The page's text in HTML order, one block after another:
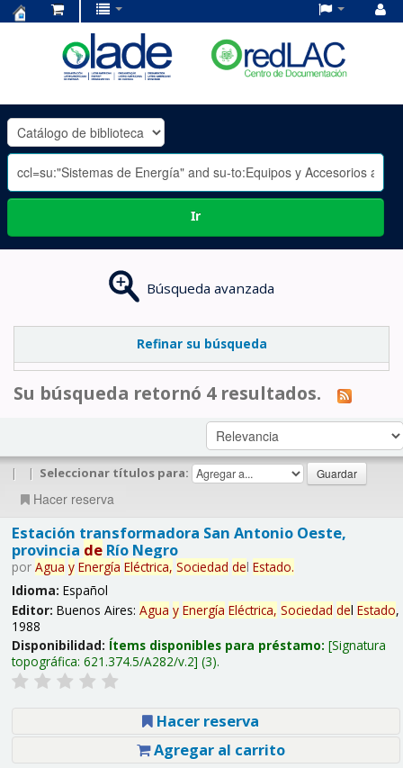
OLADE
-
Ir
Búsqueda avanzada
Refinar su búsqueda
Su búsqueda retornó 4 resultados.
| | Seleccionar títulos para:
Hacer reserva
Estación transformadora San Antonio Oeste,
provincia deRío Negro
por Agua y Energía Eléctrica, Sociedad del Estado.
Idioma: Español
Editor: Buenos Aires: Agua y Energía Eléctrica, Sociedad del Estado,
1988
Disponibilidad: Ítems disponibles para préstamo: Signatura
topográfica: 621.374.5/A282/v.2 (3).
Hacer reserva
Agregar al carrito